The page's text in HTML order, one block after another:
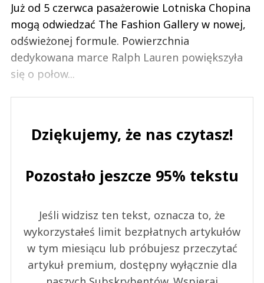
Już od 5 czerwca pasażerowie Lotniska Chopina
mogą odwiedzać The Fashion Gallery w nowej,
odświeżonej formule. Powierzchnia
dedykowana marce Ralph Lauren powiększyła
się o połow...
Dziękujemy, że nas czytasz!
Pozostało jeszcze 95% tekstu
Jeśli widzisz ten tekst, oznacza to, że
wykorzystałeś limit bezpłatnych artykułów
w tym miesiącu lub próbujesz przeczytać
artykuł premium, dostępny wyłącznie dla